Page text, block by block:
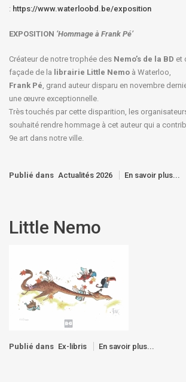
: https://www.waterloobd.be/exposition
EXPOSITION ‘Hommage à Frank Pé’
Créateur de notre trophée des Nemo’s de la BD et
façade de la librairie Little Nemo à Waterloo,
Frank Pé, grand auteur disparu en novembre
une œuvre exceptionnelle.
Très touchés par cette disparition, les
souhaité rendre hommage à cet auteur qui a
9e art dans notre ville.
Publié dans Actualités 2026 En savoir plus...
Little Nemo
Publié dans Ex-libris En savoir plus...